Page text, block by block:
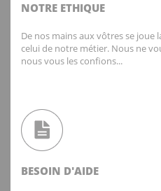
NOTRE ETHIQUE
De nos mains aux vôtres se joue
celui de notre métier. Nous ne
nous vous les confions...
BESOIN D'AIDE